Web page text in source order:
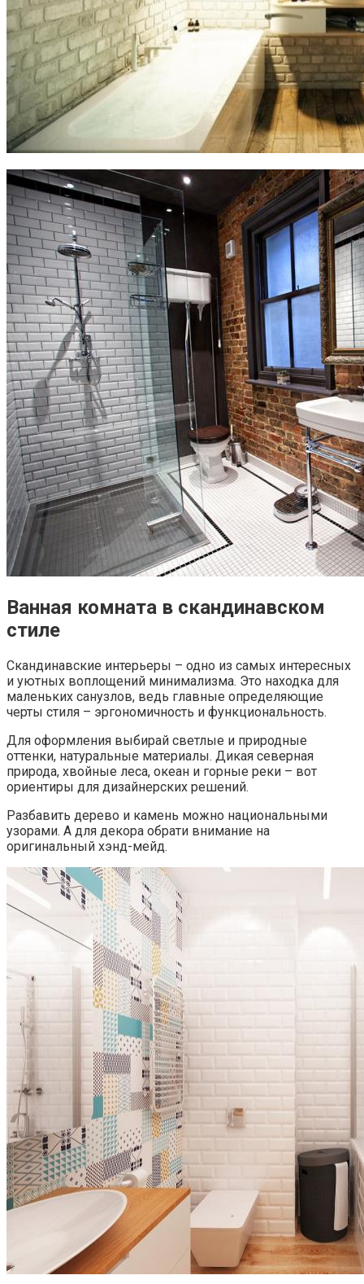
Ванная комната в скандинавском
стиле
Скандинавские интерьеры – одно из самых интересных
и уютных воплощений минимализма. Это находка для
маленьких санузлов, ведь главные определяющие
черты стиля – эргономичность и функциональность.
Для оформления выбирай светлые и природные
оттенки, натуральные материалы. Дикая северная
природа, хвойные леса, океан и горные реки – вот
ориентиры для дизайнерских решений.
Разбавить дерево и камень можно национальными
узорами. А для декора обрати внимание на
оригинальный хэнд-мейд.